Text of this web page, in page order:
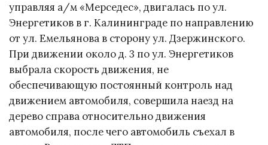
управляя а/м «Мерседес», двигалась по ул.
Энергетиков в г. Калининграде по направлению
от ул. Емельянова в сторону ул. Дзержинского.
При движении около д. 3 по ул. Энергетиков
выбрала скорость движения, не
обеспечивающую постоянный контроль над
движением автомобиля, совершила наезд на
дерево справа относительно движения
автомобиля, после чего автомобиль съехал в